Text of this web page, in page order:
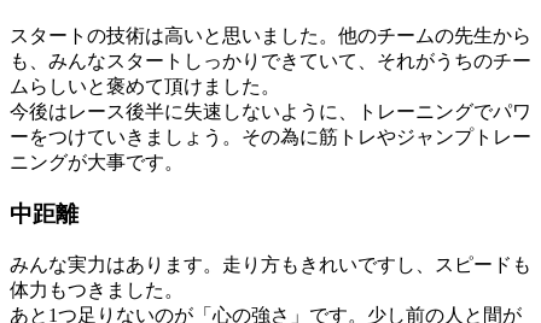
スタートの技術は高いと思いました。他のチームの先生から
も、みんなスタートしっかりできていて、それがうちのチー
ムらしいと褒めて頂けました。
今後はレース後半に失速しないように、トレーニングでパワ
ーをつけていきましょう。その為に筋トレやジャンプトレー
ニングが大事です。
中距離
みんな実力はあります。走り方もきれいですし、スピードも
体力もつきました。
あと1つ足りないのが「心の強さ」です。少し前の人と間が